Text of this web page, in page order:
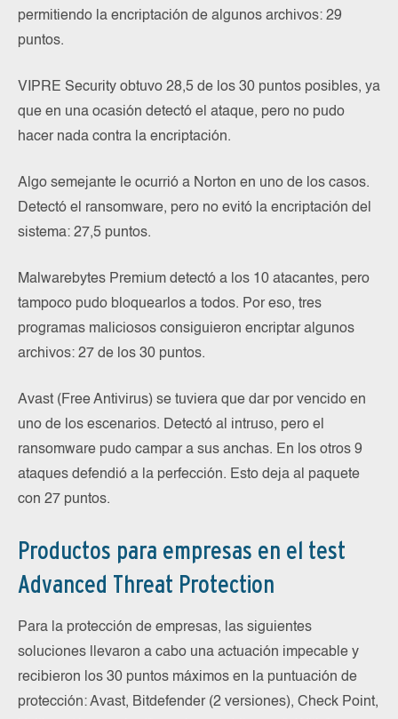
permitiendo la encriptación de algunos archivos: 29
puntos.
VIPRE Security obtuvo 28,5 de los 30 puntos posibles, ya
que en una ocasión detectó el ataque, pero no pudo
hacer nada contra la encriptación.
Algo semejante le ocurrió a Norton en uno de los casos.
Detectó el ransomware, pero no evitó la encriptación del
sistema: 27,5 puntos.
Malwarebytes Premium detectó a los 10 atacantes, pero
tampoco pudo bloquearlos a todos. Por eso, tres
programas maliciosos consiguieron encriptar algunos
archivos: 27 de los 30 puntos.
Avast (Free Antivirus) se tuviera que dar por vencido en
uno de los escenarios. Detectó al intruso, pero el
ransomware pudo campar a sus anchas. En los otros 9
ataques defendió a la perfección. Esto deja al paquete
con 27 puntos.
Productos para empresas en el test
Advanced Threat Protection
Para la protección de empresas, las siguientes
soluciones llevaron a cabo una actuación impecable y
recibieron los 30 puntos máximos en la puntuación de
protección: Avast, Bitdefender (2 versiones), Check Point,